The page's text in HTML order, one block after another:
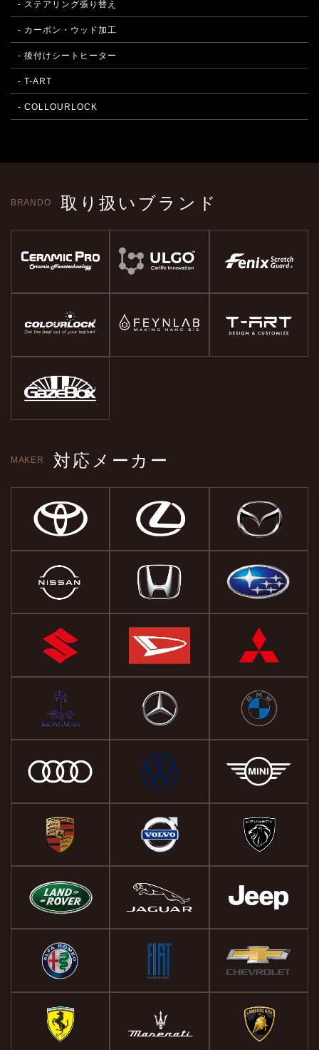
- ステアリング張り替え
- カーボン・ウッド加工
- 後付けシートヒーター
- T-ART
- COLLOURLOCK
BRANDO 取り扱いブランド
MAKER 対応メーカー